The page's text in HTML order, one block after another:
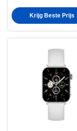
Krijg Beste Prijs